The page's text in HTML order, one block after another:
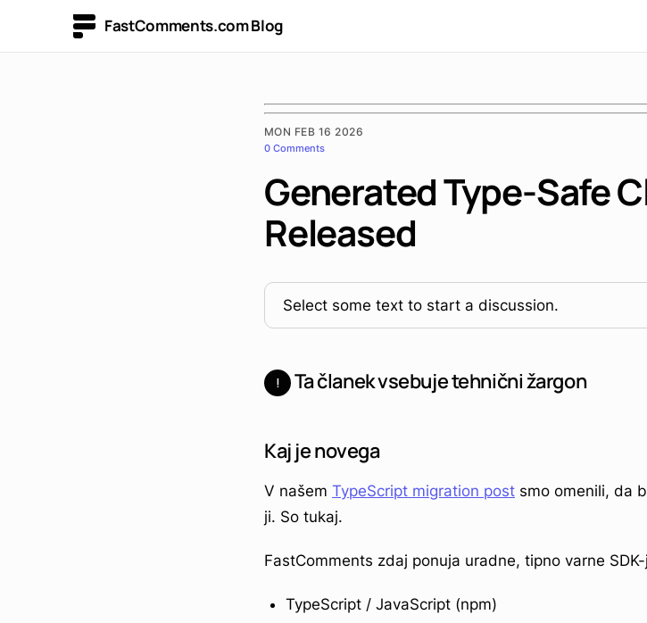
FastComments.com Blog
MON FEB 16 2026
0 Comments
Generated Type-Safe
Released
Select some text to start a discussion.
! Ta članek vsebuje tehnični žargon
Kaj je novega
V našem TypeScript migration post smo omenili, da
ji. So tukaj.
FastComments zdaj ponuja uradne, tipno varne
TypeScript / JavaScript (npm)